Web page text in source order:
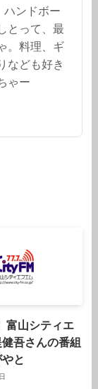
ハンドボー
とって、最
。料理、ギ
なども好き
ゃー
富山シティエ
吾さんの番組
と